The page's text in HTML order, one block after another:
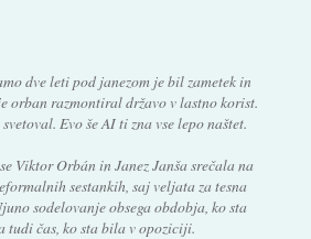
dve leti pod janezom je bil zametek in
orban razmontiral državo v lastno korist.
Evo še AI ti zna vse lepo naštet.
Viktor Orbán in Janez Janša srečala na
sestankih, saj veljata za tesna
sodelovanje obsega obdobja, ko sta
tudi čas, ko sta bila v opoziciji.